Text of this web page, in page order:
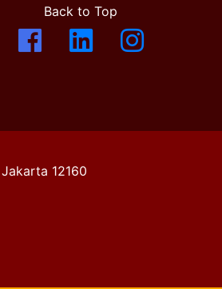
Back to Top
12160